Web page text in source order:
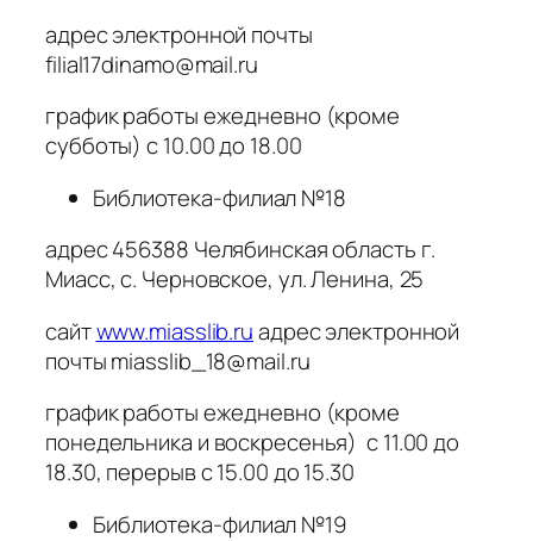
адрес электронной почты
filial17dinamo@mail.ru
график работы ежедневно (кроме
субботы) с 10.00 до 18.00
Библиотека-филиал №18
адрес 456388 Челябинская область г.
Миасс, с. Черновское, ул. Ленина, 25
сайтwww.miasslib.ruадрес электронной
почты miasslib_18@mail.ru
график работы ежедневно (кроме
понедельника и воскресенья) с 11.00 до
18.30, перерыв с 15.00 до 15.30
Библиотека-филиал №19